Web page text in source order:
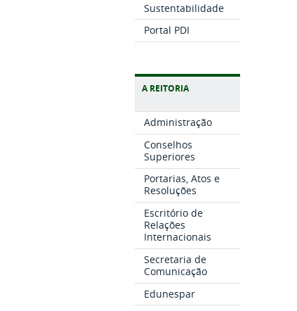
Sustentabilidade
Portal PDI
A REITORIA
Administração
Conselhos
Superiores
Portarias, Atos e
Resoluções
Escritório de
Relações
Internacionais
Secretaria de
Comunicação
Edunespar